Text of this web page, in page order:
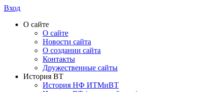
Вход
О сайте
О сайте
Новости сайта
О создании сайта
Контакты
Дружественные сайты
История ВТ
История НФ ИТМиВТ